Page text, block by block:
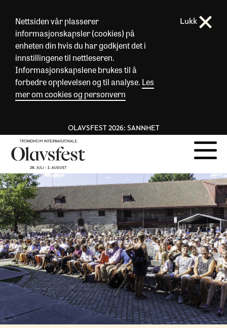
Nettsiden vår plasserer
informasjonskapsler (cookies) på
enheten din hvis du har godkjent det i
innstillingene til nettleseren.
Informasjonskapslene brukes til å
forbedre opplevelsen og til analyse. Les
mer om cookies og personvern
Lukk
OLAVSFEST 2026: SANNHET